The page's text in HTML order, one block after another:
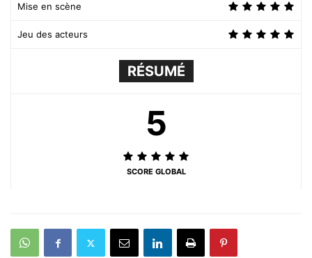
Mise en scène
Jeu des acteurs
RÉSUMÉ
5
SCORE GLOBAL